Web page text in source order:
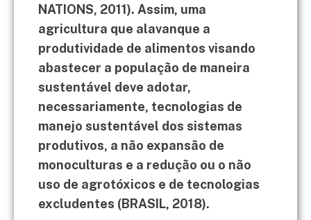
NATIONS, 2011). Assim, uma
agricultura que alavanque a
produtividade de alimentos visando
abastecer a população de maneira
sustentável deve adotar,
necessariamente, tecnologias de
manejo sustentável dos sistemas
produtivos, a não expansão de
monoculturas e a redução ou o não
uso de agrotóxicos e de tecnologias
excludentes (BRASIL, 2018).